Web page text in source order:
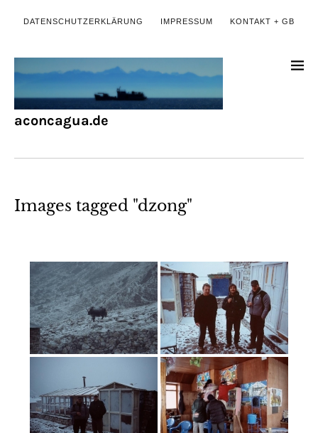
DATENSCHUTZERKLÄRUNG IMPRESSUM KONTAKT + GB
aconcagua.de
Images tagged "dzong"